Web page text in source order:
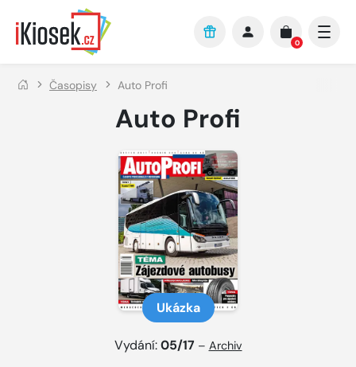
Přejít na hlavní obsah
0
Časopisy Auto Profi
Auto Profi
Ukázka
Vydání:05/17 – Archiv